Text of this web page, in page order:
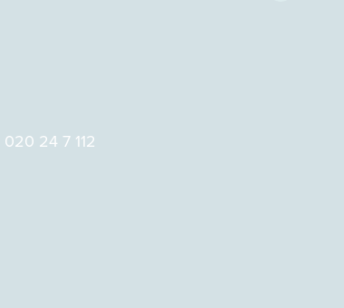
020 24 7 112